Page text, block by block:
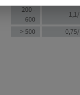
200 -
600
> 500